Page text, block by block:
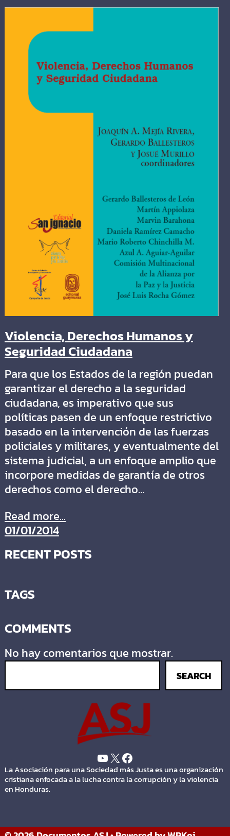
Violencia, Derechos Humanos y
Seguridad Ciudadana
Para que los Estados de la región puedan
garantizar el derecho a la seguridad
ciudadana, es imperativo que sus
políticas pasen de un enfoque restrictivo
basado en la intervención de las fuerzas
policiales y militares, y eventualmente del
sistema judicial, a un enfoque amplio que
incorpore medidas de garantía de otros
derechos como el derecho…
Read more...
01/01/2014
RECENT POSTS
TAGS
COMMENTS
No hay comentarios que mostrar.
SEARCH
La Asociación para una Sociedad más Justa es una organización
cristiana enfocada a la lucha contra la corrupción y la violencia
en Honduras.